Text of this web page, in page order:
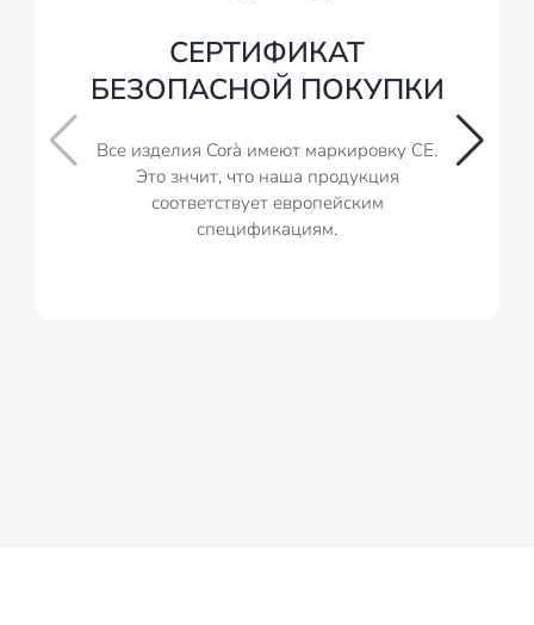
СЕРТИФИКАТ
БЕЗОПАСНОЙ ПОКУПКИ
Все изделия Corà имеют маркировку CE.
Это знчит, что наша продукция
соответствует европейским
спецификациям.